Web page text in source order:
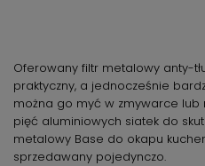
Oferowany filtr metalowy anty-
praktyczny, a jednocześnie
można go myć w zmywarce lub
pięć aluminiowych siatek do
metalowy Base do okapu
sprzedawany pojedynczo.